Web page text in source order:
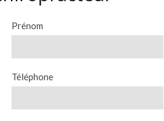
Prénom
Téléphone